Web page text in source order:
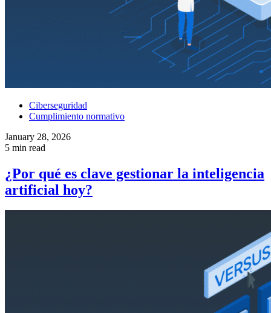
Ciberseguridad
Cumplimiento normativo
January 28, 2026
5 min read
¿Por qué es clave gestionar la inteligencia
artificial hoy?